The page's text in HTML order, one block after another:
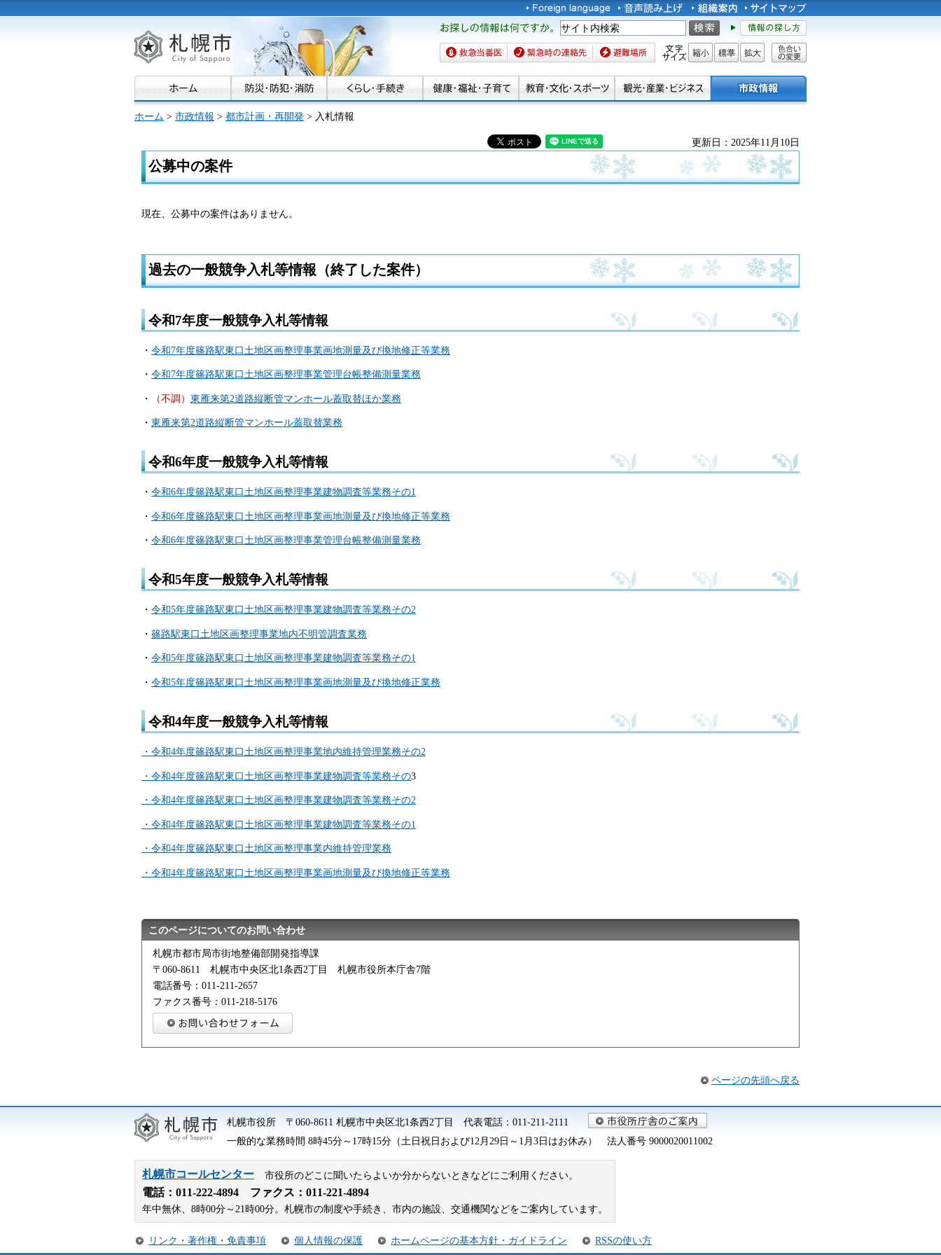
札幌市
お探しの情報は何です
か。
救急当番医 緊急時の連絡先 避難場所 文字サイズ
縮小 標準 拡大
色合い
ホーム > 市政情報 > 都市計画・再開発 > 入札情報
更新日：2025年11月10日
公募中の案件
現在、公募中の案件はありません。
過去の一般競争入札等情報（終了した案件）
令和7年度一般競争入札等情報
・ 令和7年度篠路駅東口土地区画整理事業画地測量及び換地修正等業務
・ 令和7年度篠路駅東口土地区画整理事業管理台帳整備測量業務
・ （不調） 東雁来第2道路縦断管マンホール蓋取替ほか業務
・ 東雁来第2道路縦断管マンホール蓋取替業務
令和6年度一般競争入札等情報
・ 令和6年度篠路駅東口土地区画整理事業建物調査等業務その1
・ 令和6年度篠路駅東口土地区画整理事業画地測量及び換地修正等業務
・ 令和6年度篠路駅東口土地区画整理事業管理台帳整備測量業務
令和5年度一般競争入札等情報
・ 令和5年度篠路駅東口土地区画整理事業建物調査等業務その2
・ 篠路駅東口土地区画整理事業地内不明管調査業務
・ 令和5年度篠路駅東口土地区画整理事業建物調査等業務その1
・ 令和5年度篠路駅東口土地区画整理事業画地測量及び換地修正業務
令和4年度一般競争入札等情報
・令和4年度篠路駅東口土地区画整理事業地内維持管理業務その2
・令和4年度篠路駅東口土地区画整理事業建物調査等業務その3
・令和4年度篠路駅東口土地区画整理事業建物調査等業務その2
・令和4年度篠路駅東口土地区画整理事業建物調査等業務その1
・令和4年度篠路駅東口土地区画整理事業内維持管理業務
・令和4年度篠路駅東口土地区画整理事業画地測量及び換地修正等業務
このページについてのお問い合わせ
札幌市都市局市街地整備部開発指導課
〒060-8611 札幌市中央区北1条西2丁目 札幌市役所本庁舎7階
電話番号：011-211-2657
ファクス番号：011-218-5176
ページの先頭へ戻る
札幌市役所 〒060-8611 札幌市中央区北1条西2丁目 代表電話：011-211-2111
一般的な業務時間 8時45分～17時15分（土日祝日および12月29日～1月3日はお休み） 法人番号 9000020011002
札幌市コールセンター 市役所のどこに聞いたらよいか分からないときなどにご利用ください。
電話： 011-222-4894 ファクス：011-221-4894
年中無休、8時00分～21時00分。札幌市の制度や手続き、市内の施設、交通機関などをご案内しています。
リンク・著作権・免責事項 個人情報の保護 ホームページの基本方針・ガイドライン RSSの使い方